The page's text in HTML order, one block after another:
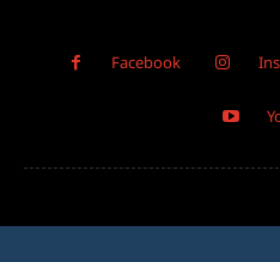
Facebook